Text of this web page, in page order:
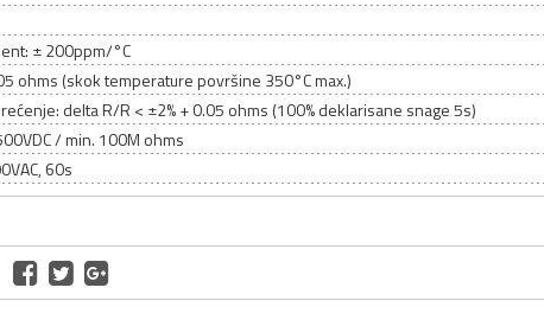
± 200ppm/°C
ohms (skok temperature površine 350°C max.)
delta R/R < ±2% + 0.05 ohms (100% deklarisane snage 5s)
/ min. 100M ohms
60s